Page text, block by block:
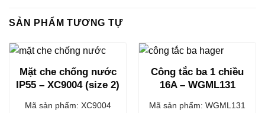
SẢN PHẨM TƯƠNG TỰ
Mặt che chống nước
IP55 – XC9004 (size 2)
Mã sản phẩm: XC9004
Công tắc ba 1 chiều
16A – WGML131
Mã sản phẩm: WGML131